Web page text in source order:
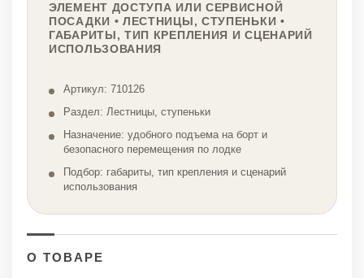
ЭЛЕМЕНТ ДОСТУПА ИЛИ СЕРВИСНОЙ
ПОСАДКИ • ЛЕСТНИЦЫ, СТУПЕНЬКИ •
ГАБАРИТЫ, ТИП КРЕПЛЕНИЯ И СЦЕНАРИЙ
ИСПОЛЬЗОВАНИЯ
Артикул: 710126
Раздел: Лестницы, ступеньки
Назначение: удобного подъема на борт и
безопасного перемещения по лодке
Подбор: габариты, тип крепления и сценарий
использования
О ТОВАРЕ